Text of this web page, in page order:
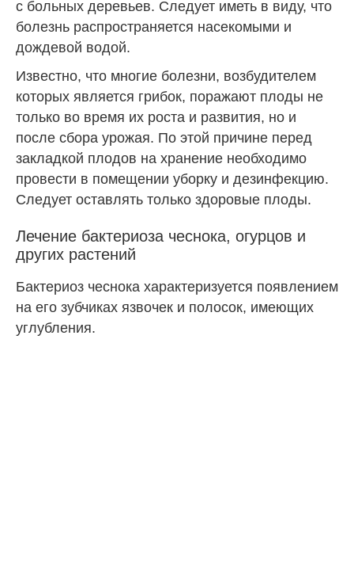
с больных деревьев. Следует иметь в виду, что
болезнь распространяется насекомыми и
дождевой водой.
Известно, что многие болезни, возбудителем
которых является грибок, поражают плоды не
только во время их роста и развития, но и
после сбора урожая. По этой причине перед
закладкой плодов на хранение необходимо
провести в помещении уборку и дезинфекцию.
Следует оставлять только здоровые плоды.
Лечение бактериоза чеснока, огурцов и
других растений
Бактериоз чеснока характеризуется появлением
на его зубчиках язвочек и полосок, имеющих
углубления.